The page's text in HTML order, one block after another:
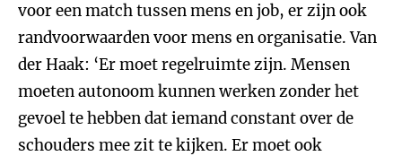
voor een match tussen mens en job, er zijn ook
randvoorwaarden voor mens en organisatie. Van
der Haak: ‘Er moet regelruimte zijn. Mensen
moeten autonoom kunnen werken zonder het
gevoel te hebben dat iemand constant over de
schouders mee zit te kijken. Er moet ook